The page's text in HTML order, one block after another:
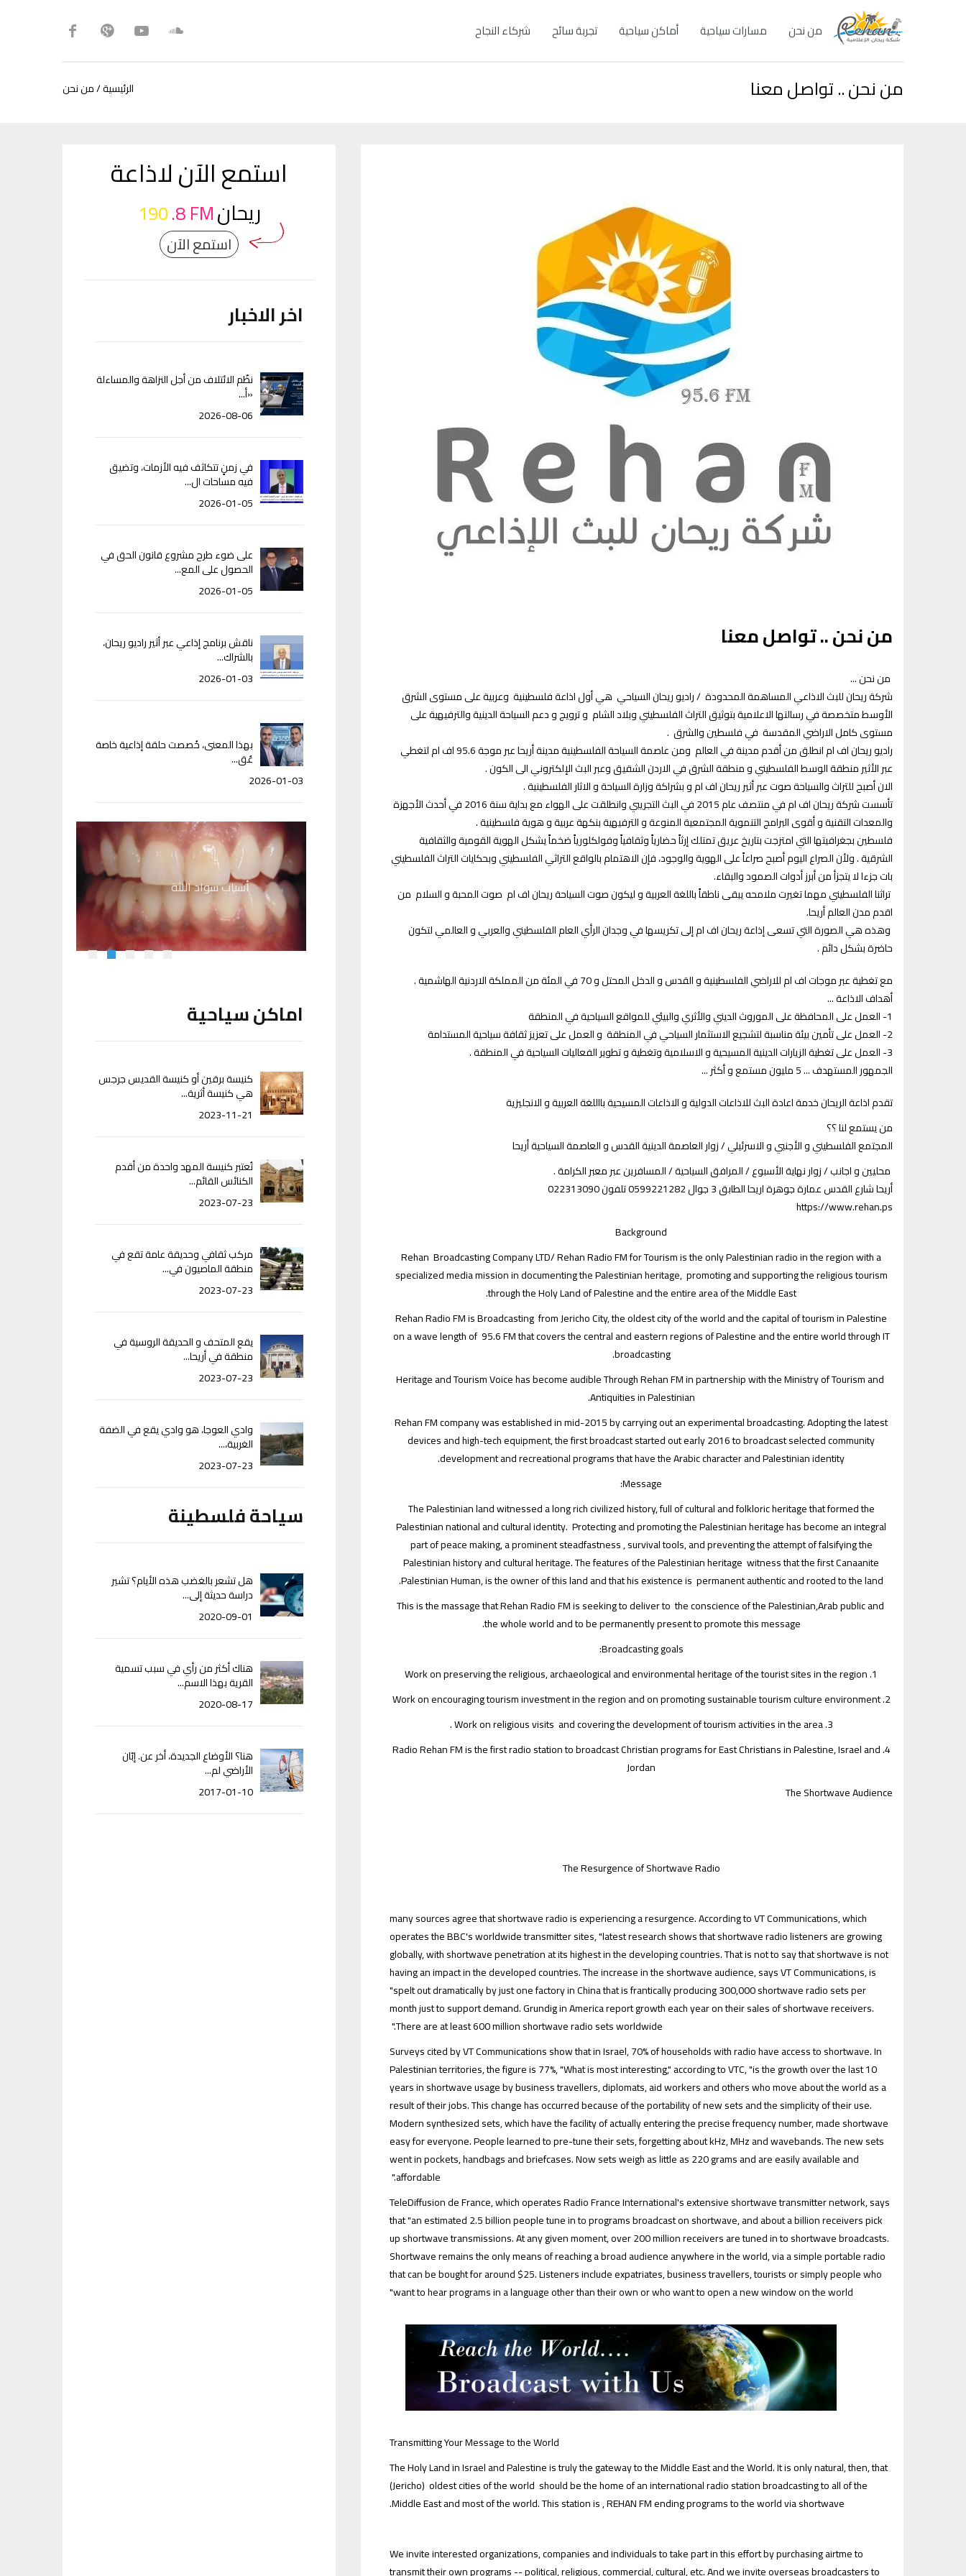
من نحن مسارات سياحية أماكن سياحية تجربة سائح شركاء النجاح
من نحن .. تواصل معنا الرئيسية/من نحن
استمع الآن لاذاعة
190.8 FMريحان
استمع الآن
اخر الاخبار
نظّم الائتلاف من أجل النزاهة والمساءلة
«أ...
2026-08-06
في زمنٍ تتكاثف فيه الأزمات، وتضيق
فيه مساحات ال...
2026-01-05
على ضوء طرح مشروع قانون الحق في
الحصول على المع...
2026-01-05
ناقش برنامج إذاعي عبر أثير راديو ريحان،
بالشراك...
2026-01-03
بهذا المعنى، خُصصت حلقة إذاعية خاصة
عُق...
2026-01-03
#شخصية_من_بلدي:السيدة وسام يوسف
الرجوب/الغول
أسباب سواد اللثة
اماكن سياحية
كنيسة برقين أو كنيسة القديس جرجس
هي كنيسة أثرية...
2023-11-21
تُعتبر كنيسة المهد واحدة من أقدم
الكنائس القائم...
2023-07-23
مركب ثقافي وحديقة عامة تقع في
منطقة الماصيون في...
2023-07-23
يقع المتحف و الحديقة الروسية في
منطقة في أريحا...
2023-07-23
وادي العوجا، هو وادي يقع في الضفة
الغربية،...
2023-07-23
سياحة فلسطينة
هل تشعر بالغضب هذه الأيام؟ تشير
دراسة حديثة إلى...
2020-09-01
هناك أكثر من رأي في سبب تسمية
القرية بهذا الاسم...
2020-08-17
هنا؟ الأوضاع الجديدة، أخر عن. إبّان
الأراضي لم...
2017-01-10
من نحن .. تواصل معنا
من نحن ...
شركة ريحان للبث الاذاعي المساهمة المحدودة / راديو ريحان السياحي هي أول اذاعة فلسطينية وعربية على مستوى الشرق
الأوسط متخصصة في رسالتها الاعلامية بتوثيق التراث الفلسطيني وبلاد الشام و ترويج و دعم السياحة الدينية والترفيهية على
مستوى كامل الاراضي المقدسة في فلسطين والشرق .
راديو ريحان اف ام انطلق من أقدم مدينة في العالم ومن عاصمة السياحة الفلسطينية مدينة أريحا عبر موجة 95.6 اف ام لتغطي
عبر الأثير منطقة الوسط الفلسطيني و منطقة الشرق في الاردن الشقيق وعبر البث الإلكتروني الى الكون .
الان أصبح للتراث والسياحة صوت عبر أثير ريحان اف ام و بشراكة وزارة السياحة و الاثار الفلسطينية .
تأسست شركة ريحان اف ام في منتصف عام 2015 في البث التجريبي وانطلقت على الهواء مع بداية سنة 2016 في أحدث الأجهزة
والمعدات التقنية و أقوى البرامج التنموية المجتمعية المنوعة و الترفيهية بنكهة عربية و هوية فلسطينية .
فلسطين بجغرافيتها التي امتزجت بتاريخ عريق تمتلك إرثاً حضارياً وثقافياً وفولكلورياً ضخماً يشكل الهوية القومية والثقافية
الشرقية . ولأن الصراع اليوم أصبح صراعاً على الهوية والوجود، فإن الاهتمام بالواقع التراثي الفلسطيني وبحكايات التراث الفلسطيني
بات جزءا لا يتجزأ من أبرز أدوات الصمود والبقاء.
تراثنا الفلسطيني مهما تغيرت ملامحه يبقى ناطقاً باللغة العربية و ليكون صوت السياحة ريحان اف ام صوت المحبة و السلام من
اقدم مدن العالم أريحا.
وهذه هي الصورة التي تسعى إذاعة ريحان اف ام إلى تكريسها في وجدان الرأي العام الفلسطيني والعربي و العالمي لتكون
حاضرة بشكل دائم .
مع تغطية عبر موجات اف ام للاراضي الفلسطينية و القدس و الدخل المحتل و 70 في المئة من المملكة الاردنية الهاشمية .
أهداف الاذاعة ...
1- العمل على المحافظة على الموروث الديني والأثري والبيئي للمواقع السياحية في المنطقة
2- العمل على تأمين بيئة مناسبة لتشجيع الاستثمار السياحي في المنطقة و العمل على تعزيز ثقافة سياحية المستدامة
3- العمل على تغطية الزيارات الدينية المسيحية و الاسلامية وتغطية و تطوير الفعاليات السياحية في المنطقة .
الجمهور المستهدف ... 5 مليون مستمع و أكثر ...
تقدم اذاعة الريحان خدمة اعادة البث للاذاعات الدولية و الاذاعات المسيحية بااللغة العربية و الانجليزية
من يستمع لنا ؟؟
المجتمع الفلسطيني و الأجنبي و الاسرئيلي / زوار العاصمة الدينية القدس و العاصمة السياحية أريحا
محليين و اجانب / زوار نهاية الأسبوع / المرافق السياحية / المسافرين عبر معبر الكرامة .
أريحا شارع القدس عمارة جوهرة اريحا الطابق 3 جوال 0599221282 تلفون 022313090
https://www.rehan.ps
Background
Rehan Broadcasting Company LTD/ Rehan Radio FM for Tourism is the only Palestinian radio in the region with a
specialized media mission in documenting the Palestinian heritage, promoting and supporting the religious tourism
through the Holy Land of Palestine and the entire area of the Middle East.
Rehan Radio FM is Broadcasting from Jericho City, the oldest city of the world and the capital of tourism in Palestine
on a wave length of 95.6 FM that covers the central and eastern regions of Palestine and the entire world through IT
broadcasting.
Heritage and Tourism Voice has become audible Through Rehan FM in partnership with the Ministry of Tourism and
Antiquities in Palestinian.
Rehan FM company was established in mid-2015 by carrying out an experimental broadcasting. Adopting the latest
devices and high-tech equipment, the first broadcast started out early 2016 to broadcast selected community
development and recreational programs that have the Arabic character and Palestinian identity.
Message:
The Palestinian land witnessed a long rich civilized history, full of cultural and folkloric heritage that formed the
Palestinian national and cultural identity. Protecting and promoting the Palestinian heritage has become an integral
part of peace making, a prominent steadfastness , survival tools, and preventing the attempt of falsifying the
Palestinian history and cultural heritage. The features of the Palestinian heritage witness that the first Canaanite
Palestinian Human, is the owner of this land and that his existence is permanent authentic and rooted to the land.
This is the massage that Rehan Radio FM is seeking to deliver to the conscience of the Palestinian,Arab public and
the whole world and to be permanently present to promote this message.
Broadcasting goals:
1. Work on preserving the religious, archaeological and environmental heritage of the tourist sites in the region
2. Work on encouraging tourism investment in the region and on promoting sustainable tourism culture environment
3. Work on religious visits and covering the development of tourism activities in the area .
4. Radio Rehan FM is the first radio station to broadcast Christian programs for East Christians in Palestine, Israel and
Jordan
The Shortwave Audience
The Resurgence of Shortwave Radio
many sources agree that shortwave radio is experiencing a resurgence. According to VT Communications, which
operates the BBC's worldwide transmitter sites, "latest research shows that shortwave radio listeners are growing
globally, with shortwave penetration at its highest in the developing countries. That is not to say that shortwave is not
having an impact in the developed countries. The increase in the shortwave audience, says VT Communications, is
"spelt out dramatically by just one factory in China that is frantically producing 300,000 shortwave radio sets per
month just to support demand. Grundig in America report growth each year on their sales of shortwave receivers.
There are at least 600 million shortwave radio sets worldwide."
Surveys cited by VT Communications show that in Israel, 70% of households with radio have access to shortwave. In
Palestinian territories, the figure is 77%, "What is most interesting," according to VTC, "is the growth over the last 10
years in shortwave usage by business travellers, diplomats, aid workers and others who move about the world as a
result of their jobs. This change has occurred because of the portability of new sets and the simplicity of their use.
Modern synthesized sets, which have the facility of actually entering the precise frequency number, made shortwave
easy for everyone. People learned to pre-tune their sets, forgetting about kHz, MHz and wavebands. The new sets
went in pockets, handbags and briefcases. Now sets weigh as little as 220 grams and are easily available and
affordable."
TeleDiffusion de France, which operates Radio France International's extensive shortwave transmitter network, says
that "an estimated 2.5 billion people tune in to programs broadcast on shortwave, and about a billion receivers pick
up shortwave transmissions. At any given moment, over 200 million receivers are tuned in to shortwave broadcasts.
Shortwave remains the only means of reaching a broad audience anywhere in the world, via a simple portable radio
that can be bought for around $25. Listeners include expatriates, business travellers, tourists or simply people who
want to hear programs in a language other than their own or who want to open a new window on the world"
Transmitting Your Message to the World
The Holy Land in Israel and Palestine is truly the gateway to the Middle East and the World. It is only natural, then, that
(Jericho) oldest cities of the world should be the home of an international radio station broadcasting to all of the
Middle East and most of the world. This station is , REHAN FM ending programs to the world via shortwave.
We invite interested organizations, companies and individuals to take part in this effort by purchasing airtme to
transmit their own programs -- political, religious, commercial, cultural, etc. And we invite overseas broadcasters to